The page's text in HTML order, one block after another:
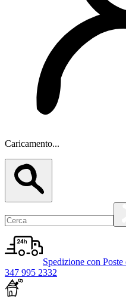
Caricamento...
Spedizione con
347 995 2332